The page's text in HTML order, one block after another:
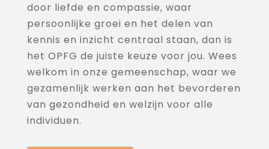
door liefde en compassie, waar
persoonlijke groei en het delen van
kennis en inzicht centraal staan, dan is
het OPFG de juiste keuze voor jou. Wees
welkom in onze gemeenschap, waar we
gezamenlijk werken aan het bevorderen
van gezondheid en welzijn voor alle
individuen.